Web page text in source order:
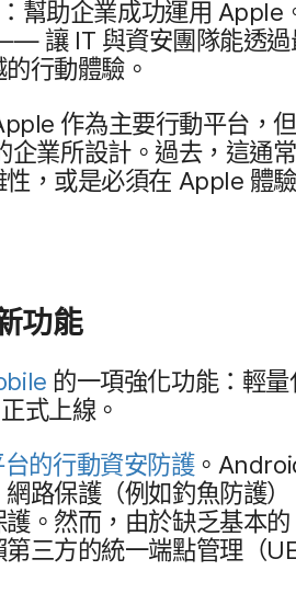
幫助​企業​成功​運用 Apple
讓IT 與​資安團​隊​能​透
行動​體驗。
作​為​主要​行動​平台，​
企業​所​設計。​過去，​這​通​
，​或​是​必須​在 Apple 體
功​能
的​一​項​強化​功能：​輕量​
式​上線。
的​行動​資安​防護。
路​保護​（例​如​釣魚防​護
。​然而，​由於​缺乏​基本​的
三方​的​統一​端點​管理​（